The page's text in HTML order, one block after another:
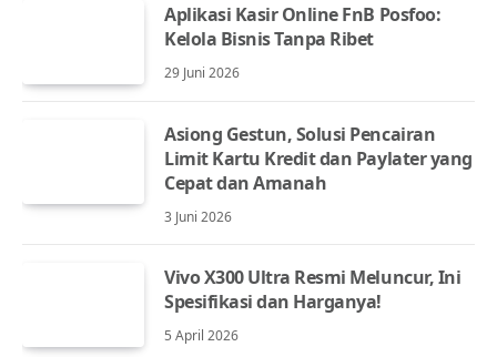
Aplikasi Kasir Online FnB Posfoo:
Kelola Bisnis Tanpa Ribet
29 Juni 2026
Asiong Gestun, Solusi Pencairan
Limit Kartu Kredit dan Paylater yang
Cepat dan Amanah
3 Juni 2026
Vivo X300 Ultra Resmi Meluncur, Ini
Spesifikasi dan Harganya!
5 April 2026